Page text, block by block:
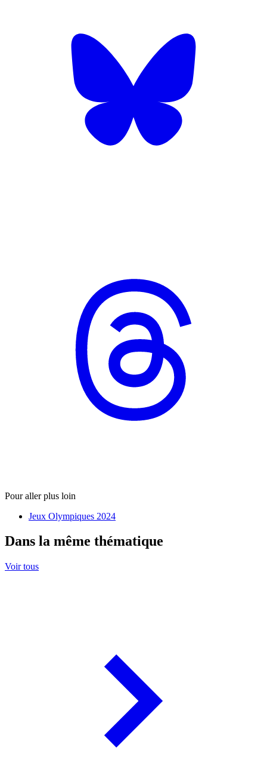
Pour aller plus loin
Jeux Olympiques 2024
Dans la même thématique
Voir tous